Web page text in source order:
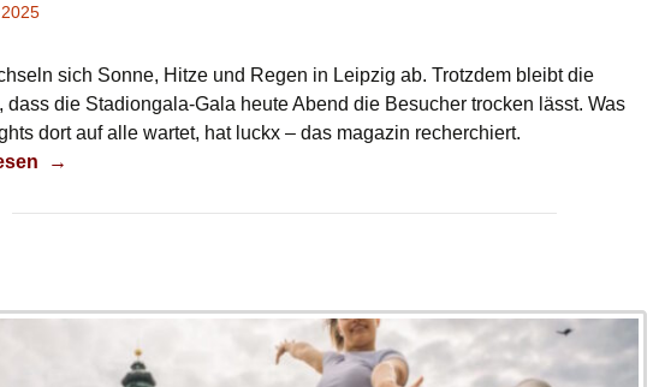
sich Sonne, Hitze und Regen in Leipzig ab. Trotzdem bleibt die
dass die Stadiongala-Gala heute Abend die Besucher trocken lässt. Was
dort auf alle wartet, hat luckx – das magazin recherchiert.
→